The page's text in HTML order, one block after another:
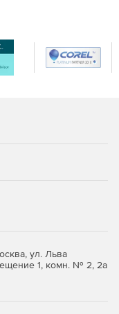
ул. Льва
1, комн. № 2, 2а